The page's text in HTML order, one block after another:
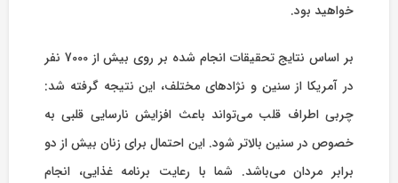
خواهید بود.
بر اساس نتایج تحقیقات انجام شده بر روی بیش از 7000 نفر
در آمریکا از سنین و نژادهای مختلف، این نتیجه گرفته شد:
چربی اطراف قلب می‌تواند باعث افزایش نارسایی قلبی به
خصوص در سنین بالاتر شود. این احتمال برای زنان بیش از دو
برابر مردان می‌باشد. شما با رعایت برنامه غذایی، انجام